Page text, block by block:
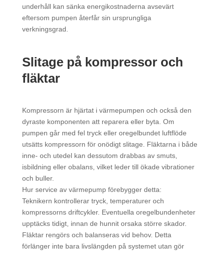
underhåll kan sänka energikostnaderna avsevärt
eftersom pumpen återfår sin ursprungliga
verkningsgrad.
Slitage på kompressor och
fläktar
Kompressorn är hjärtat i värmepumpen och också den
dyraste komponenten att reparera eller byta. Om
pumpen går med fel tryck eller oregelbundet luftflöde
utsätts kompressorn för onödigt slitage. Fläktarna i både
inne- och utedel kan dessutom drabbas av smuts,
isbildning eller obalans, vilket leder till ökade vibrationer
och buller.
Hur service av värmepump förebygger detta:
Teknikern kontrollerar tryck, temperaturer och
kompressorns driftcykler. Eventuella oregelbundenheter
upptäcks tidigt, innan de hunnit orsaka större skador.
Fläktar rengörs och balanseras vid behov. Detta
förlänger inte bara livslängden på systemet utan gör